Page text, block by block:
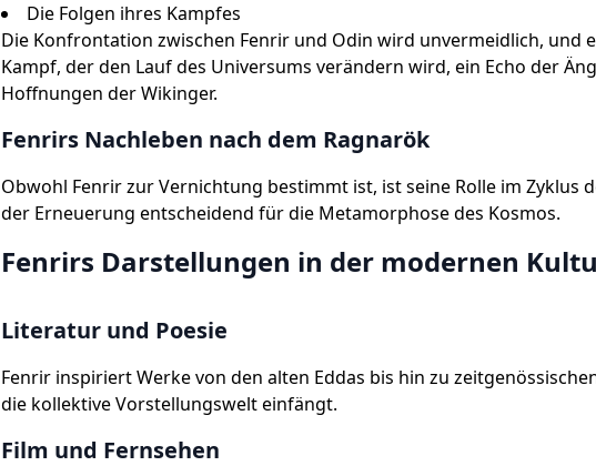
Die Folgen ihres Kampfes
Die Konfrontation zwischen Fenrir und Odin wird unvermeidlich, und
Kampf, der den Lauf des Universums verändern wird, ein Echo der
Hoffnungen der Wikinger.
Fenrirs Nachleben nach dem Ragnarök
Obwohl Fenrir zur Vernichtung bestimmt ist, ist seine Rolle im Zyklus
der Erneuerung entscheidend für die Metamorphose des Kosmos.
Fenrirs Darstellungen in der modernen
Literatur und Poesie
Fenrir inspiriert Werke von den alten Eddas bis hin zu
die kollektive Vorstellungswelt einfängt.
Film und Fernsehen